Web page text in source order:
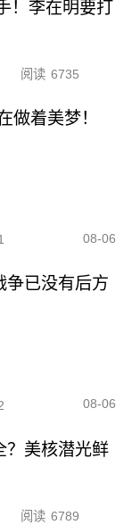
！李在明要打
阅读 6735
做着美梦！
08-06
争已没有后方
08-06
？美核潜光鲜
阅读 6789